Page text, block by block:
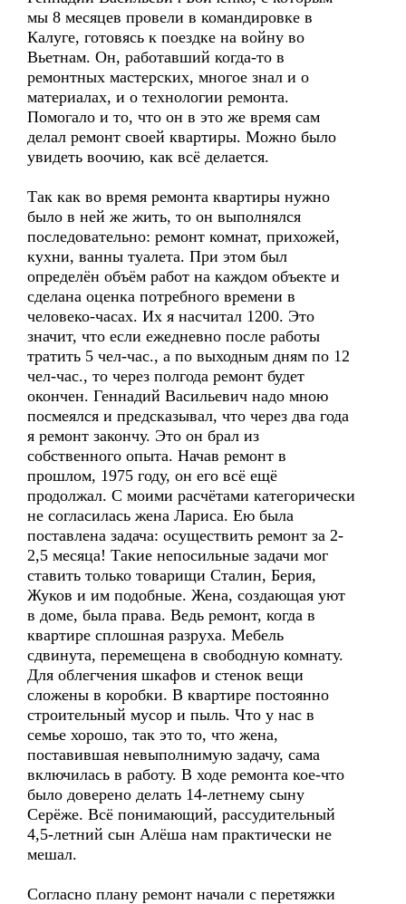
мы 8 месяцев провели в командировке в
Калуге, готовясь к поездке на войну во
Вьетнам. Он, работавший когда-то в
ремонтных мастерских, многое знал и о
материалах, и о технологии ремонта.
Помогало и то, что он в это же время сам
делал ремонт своей квартиры. Можно было
увидеть воочию, как всё делается.
Так как во время ремонта квартиры нужно
было в ней же жить, то он выполнялся
последовательно: ремонт комнат, прихожей,
кухни, ванны туалета. При этом был
определён объём работ на каждом объекте и
сделана оценка потребного времени в
человеко-часах. Их я насчитал 1200. Это
значит, что если ежедневно после работы
тратить 5 чел-час., а по выходным дням по 12
чел-час., то через полгода ремонт будет
окончен. Геннадий Васильевич надо мною
посмеялся и предсказывал, что через два года
я ремонт закончу. Это он брал из
собственного опыта. Начав ремонт в
прошлом, 1975 году, он его всё ещё
продолжал. С моими расчётами категорически
не согласилась жена Лариса. Ею была
поставлена задача: осуществить ремонт за 2-
2,5 месяца! Такие непосильные задачи мог
ставить только товарищи Сталин, Берия,
Жуков и им подобные. Жена, создающая уют
в доме, была права. Ведь ремонт, когда в
квартире сплошная разруха. Мебель
сдвинута, перемещена в свободную комнату.
Для облегчения шкафов и стенок вещи
сложены в коробки. В квартире постоянно
строительный мусор и пыль. Что у нас в
семье хорошо, так это то, что жена,
поставившая невыполнимую задачу, сама
включилась в работу. В ходе ремонта кое-что
было доверено делать 14-летнему сыну
Серёже. Всё понимающий, рассудительный
4,5-летний сын Алёша нам практически не
мешал.
Согласно плану ремонт начали с перетяжки